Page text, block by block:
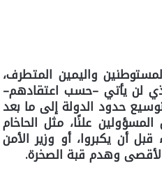
واليمين المتطرف،
لن يأتي –حسب اعتقادهم–
حدود الدولة إلى ما بعد
علنًا، مثل الحاخام
أن يكبروا، أو وزير الأمن
وهدم قبة الصخرة.